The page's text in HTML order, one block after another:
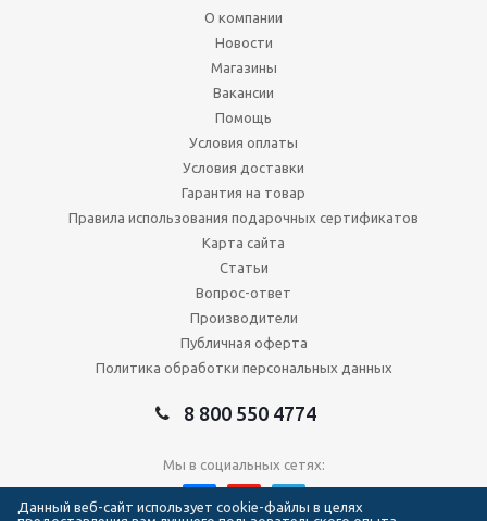
О компании
Новости
Магазины
Вакансии
Помощь
Условия оплаты
Условия доставки
Гарантия на товар
Правила использования подарочных сертификатов
Карта сайта
Статьи
Вопрос-ответ
Производители
Публичная оферта
Политика обработки персональных данных
8 800 550 4774
Мы в социальных сетях:
Данный веб-сайт использует cookie-файлы в целях